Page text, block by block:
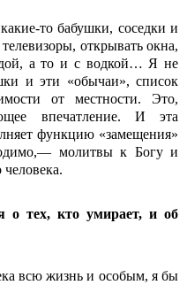
то бабушки, соседки и
открывать окна,
а то и с водкой… Я не
и эти «обычаи», список
от местности. Это,
впечатление. И эта
функцию «замещения»
молитвы к Богу и
тех, кто умирает, и об
всю жизнь и особым, я бы